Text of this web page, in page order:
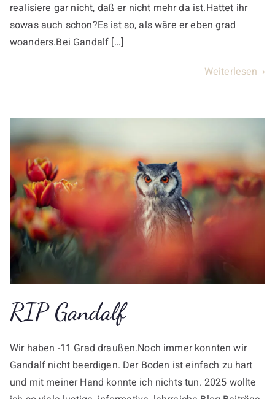
realisiere gar nicht, daß er nicht mehr da ist.Hattet ihr
sowas auch schon?Es ist so, als wäre er eben grad
woanders.Bei Gandalf […]
Weiterlesen
RIP Gandalf
Wir haben -11 Grad draußen.Noch immer konnten wir
Gandalf nicht beerdigen. Der Boden ist einfach zu hart
und mit meiner Hand konnte ich nichts tun. 2025 wollte